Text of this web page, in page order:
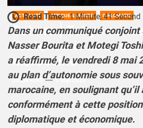
ACTUALITÉ AFRIQUE & MONDE DIPLOMATIE
Sahara | Tokyo
l’autonomie sous
marocaine
Josué Koffi 9 Mai 2026
Read Time: 1 Minute, 41 Second
Dans un communiqué
Nasser Bourita et Motegi
a réaffirmé, le vendredi 8 mai
au plan d’autonomie sous
marocaine, en soulignant qu’il
conformément à cette
diplomatique et économique.